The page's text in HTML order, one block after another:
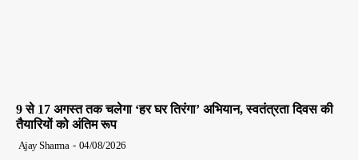
9 से 17 अगस्त तक चलेगा ‘हर घर तिरंगा’ अभियान, स्वतंत्रता दिवस की
तैयारियों को अंतिम रूप
Ajay Sharma - 04/08/2026